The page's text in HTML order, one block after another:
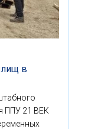
в
ППУ 21 ВЕК